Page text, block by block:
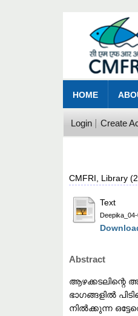
HOME
Login Create
CMFRI, Library
Text
Abstract
ആഴക്കടലിന്റെ
ഭാഗങ്ങളിൽ
നിൽക്കുന്ന